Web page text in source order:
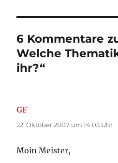
6 Kommentare
Welche
ihr?“
GF
22. Oktober 2007 um 14:03 Uhr
Moin Meister,